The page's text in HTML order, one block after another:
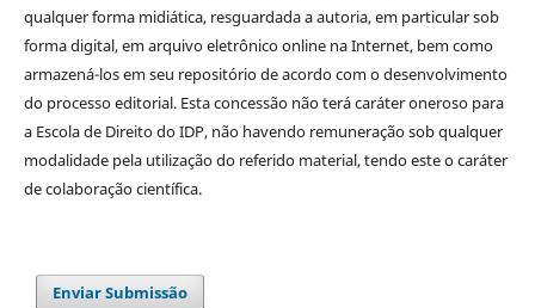
qualquer forma midiática, resguardada a autoria, em particular sob
forma digital, em arquivo eletrônico online na Internet, bem como
armazená-los em seu repositório de acordo com o desenvolvimento
do processo editorial. Esta concessão não terá caráter oneroso para
a Escola de Direito do IDP, não havendo remuneração sob qualquer
modalidade pela utilização do referido material, tendo este o caráter
de colaboração científica.
Enviar Submissão